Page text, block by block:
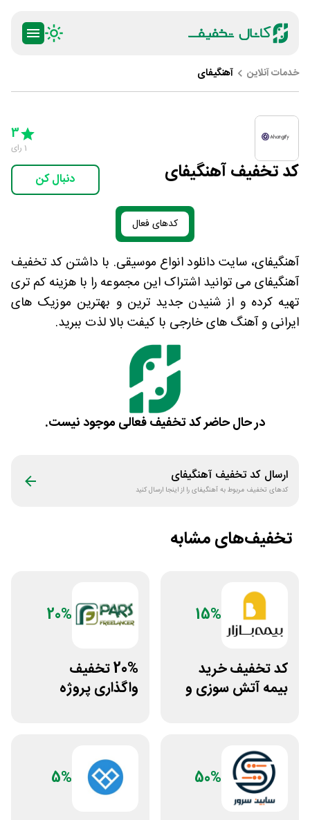
خدمات آنلاین آهنگیفای
کد تخفیف آهنگیفای
5 Stars
3
1 رای
دنبال کن
کدهای فعال
آهنگیفای، سایت دانلود انواع موسیقی. با داشتن کد تخفیف
آهنگیفای می توانید اشتراک این مجموعه را با هزینه کم تری
تهیه کرده و از شنیدن جدید ترین و بهترین موزیک های
ایرانی و آهنگ های خارجی با کیفت بالا لذت ببرید.
در حال حاضر کد تخفیف فعالی موجود نیست.
ارسال کد تخفیف آهنگیفای
کدهای تخفیف مربوط بهآهنگیفایرا از اینجا ارسال کنید
تخفیف‌های مشابه
15%
کد تخفیف خرید
بیمه آتش سوزی و
20%
20% تخفیف
واگذاری پروژه
50%
5%